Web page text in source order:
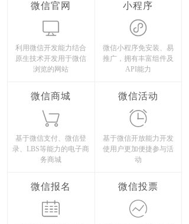
微信官网
利用微信开发能力结合
原生技术开发用于微信
浏览的网站
小程序
微信小程序免安装、易
推广，拥有丰富组件及
API能力
微信商城
基于微信支付、微信登
录、LBS等能力的电子商
务商城
微信活动
基于微信开放能力开发
使用户更加便捷参与活
动
微信报名 微信投票